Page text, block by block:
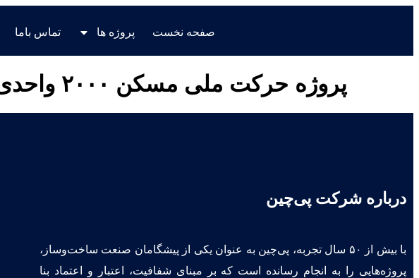
صفحه نخست پروژه ها تماس باما
پروژه حرکت ملی مسکن ۲۰۰۰ واحدی، کمیل‌آباد، شیراز
درباره شرکت پی‌چین
با بیش از ۵۰ سال تجربه، پی‌چین به عنوان یکی از پیشگامان صنعت ساخت‌وساز،
پروژه‌هایی را به انجام رسانده است که بر مبنای شفافیت، اعتبار و اعتماد بنا